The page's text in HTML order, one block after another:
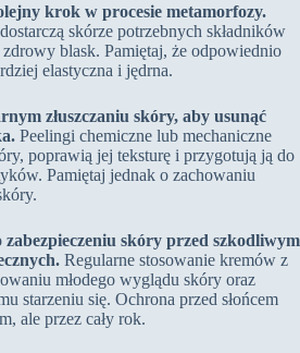
krok w procesie metamorfozy.
skórze potrzebnych składników
blask. Pamiętaj, że odpowiednio
elastyczna i jędrna.
złuszczaniu skóry, aby usunąć
Peelingi chemiczne lub mechaniczne
poprawią jej teksturę i przygotują ją do
Pamiętaj jednak o zachowaniu
skóry przed szkodliwym
Regularne stosowanie kremów z
młodego wyglądu skóry oraz
starzeniu się. Ochrona przed słońcem
ale przez cały rok.